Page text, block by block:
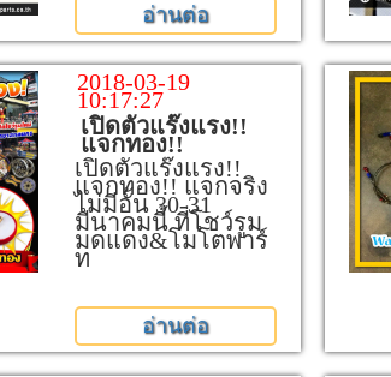
อ่านต่อ
2018-03-19
10:17:27
เปิดตัวแร๊งแรง!!
แจกทอง!!
เปิดตัวแร๊งแรง!!
แจกทอง!! แจกจริง
ไม่มีอั้น 30-31
มีนาคมนี้ ที่โชว์รูม
มดแดง&โมโตพาร์
ท
อ่านต่อ